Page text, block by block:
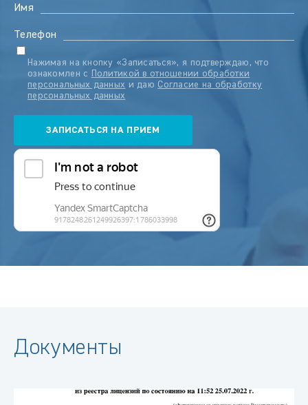
Имя
Телефон
Нажимая на кнопку «Записаться», я подтверждаю, что
ознакомлен с
Политикой в отношении обработки
персональных данных и даю Согласие на обработку
персональных данных
Документы